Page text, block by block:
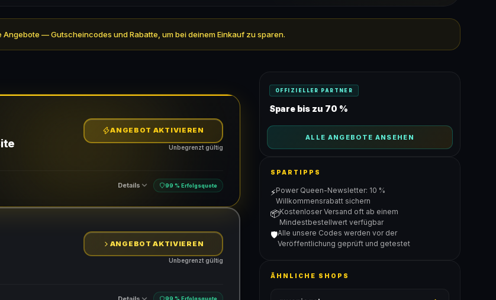
— Gutscheincodes und Rabatte, um bei deinem Einkauf zu sparen.
ANGEBOT AKTIVIEREN
Unbegrenzt gültig
Details 99 % Erfolgsquote
ANGEBOT AKTIVIEREN
Unbegrenzt gültig
99 % Erfolgsquote
OFFIZIELLER PARTNER
Spare bis zu 70 %
ALLE ANGEBOTE ANSEHEN
SPARTIPPS
⚡Power Queen-Newsletter: 10 %
Willkommensrabatt sichern
📦Kostenloser Versand oft ab einem
Mindestbestellwert verfügbar
🛡️Alle unsere Codes werden vor der
Veröffentlichung geprüft und getestet
ÄHNLICHE SHOPS